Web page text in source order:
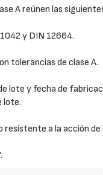
A reúnen las
y DIN 12664.
tolerancias de clase A.
lote y fecha de
lote.
a la acción